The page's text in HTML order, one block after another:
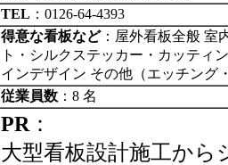
TEL ：0126-64-4393
得意な看板など：屋外看板全般 室
ト・シルクステッカー・カッティ
インデザイン その他（エッチング
従業員数 ：8 名
PR ：
大型看板設計施工か